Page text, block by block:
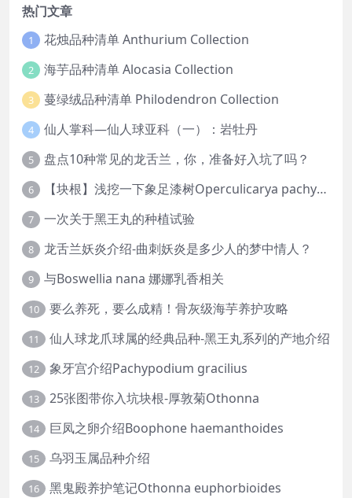
热门文章
1 花烛品种清单 Anthurium Collection
2 海芋品种清单 Alocasia Collection
3 蔓绿绒品种清单 Philodendron Collection
4 仙人掌科—仙人球亚科（一）：岩牡丹
5 盘点10种常见的龙舌兰，你，准备好入坑了吗？
6 【块根】浅挖一下象足漆树Operculicarya pachypus
7 一次关于黑王丸的种植试验
8 龙舌兰妖炎介绍-曲刺妖炎是多少人的梦中情人？
9 与Boswellia nana 娜娜乳香相关
10 要么养死，要么成精！骨灰级海芋养护攻略
11 仙人球龙爪球属的经典品种-黑王丸系列的产地介绍
12 象牙宫介绍Pachypodium gracilius
13 25张图带你入坑块根-厚敦菊Othonna
14 巨凤之卵介绍Boophone haemanthoides
15 乌羽玉属品种介绍
16 黑鬼殿养护笔记Othonna euphorbioides